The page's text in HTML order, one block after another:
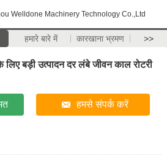
Welldone Machinery Technology Co.,Ltd
हमारे बारे में कारखाना भ्रमण >>
लिए बड़ी उत्पादन दर लंबे जीवन काल रोटरी
हमसे संपर्क करें